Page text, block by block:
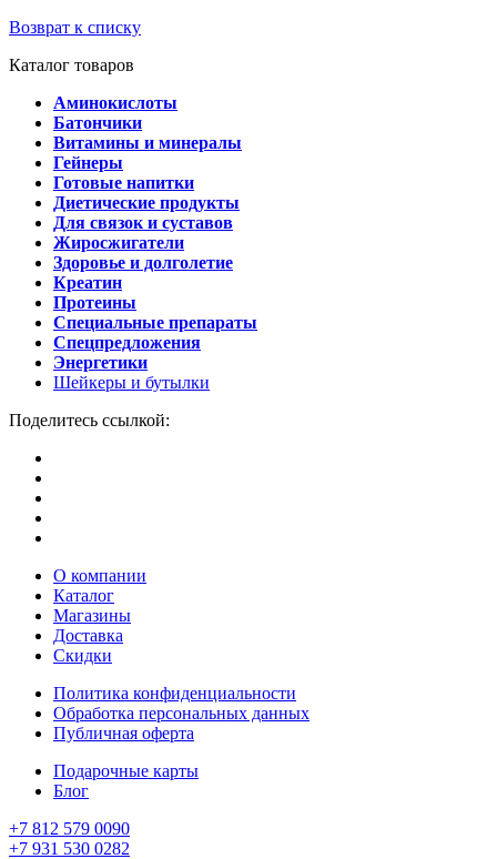
Возврат к списку
Каталог товаров
Аминокислоты
Батончики
Витамины и минералы
Гейнеры
Готовые напитки
Диетические продукты
Для связок и суставов
Жиросжигатели
Здоровье и долголетие
Креатин
Протеины
Специальные препараты
Спецпредложения
Энергетики
Шейкеры и бутылки
Поделитесь ссылкой:
О компании
Каталог
Магазины
Доставка
Скидки
Политика конфиденциальности
Обработка персональных данных
Публичная оферта
Подарочные карты
Блог
+7 812 579 0090
+7 931 530 0282